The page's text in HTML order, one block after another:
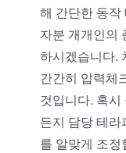
해 간단한 동작
자분 개개인의
하시겠습니다.
간간히 압력체
것입니다. 혹
든지 담당 테
를 알맞게 조정